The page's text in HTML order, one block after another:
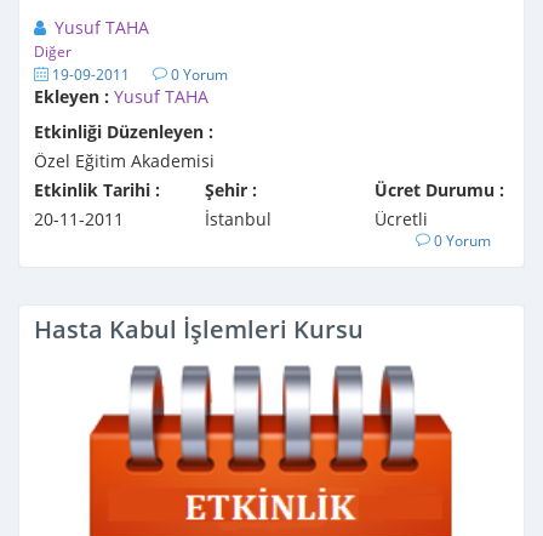
Yusuf TAHA
Diğer
19-09-2011 0 Yorum
Ekleyen : Yusuf TAHA
Etkinliği Düzenleyen :
Özel Eğitim Akademisi
Etkinlik Tarihi :
20-11-2011
Şehir :
İstanbul
Ücret Durumu :
Ücretli
0 Yorum
Hasta Kabul İşlemleri Kursu